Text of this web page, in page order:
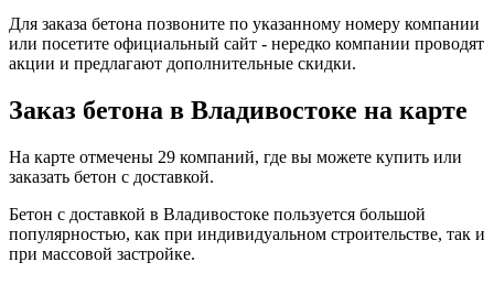
Для заказа бетона позвоните по указанному номеру компании
или посетите официальный сайт - нередко компании проводят
акции и предлагают дополнительные скидки.
Заказ бетона в Владивостоке на карте
На карте отмечены 29 компаний, где вы можете купить или
заказать бетон с доставкой.
Бетон с доставкой в Владивостоке пользуется большой
популярностью, как при индивидуальном строительстве, так и
при массовой застройке.